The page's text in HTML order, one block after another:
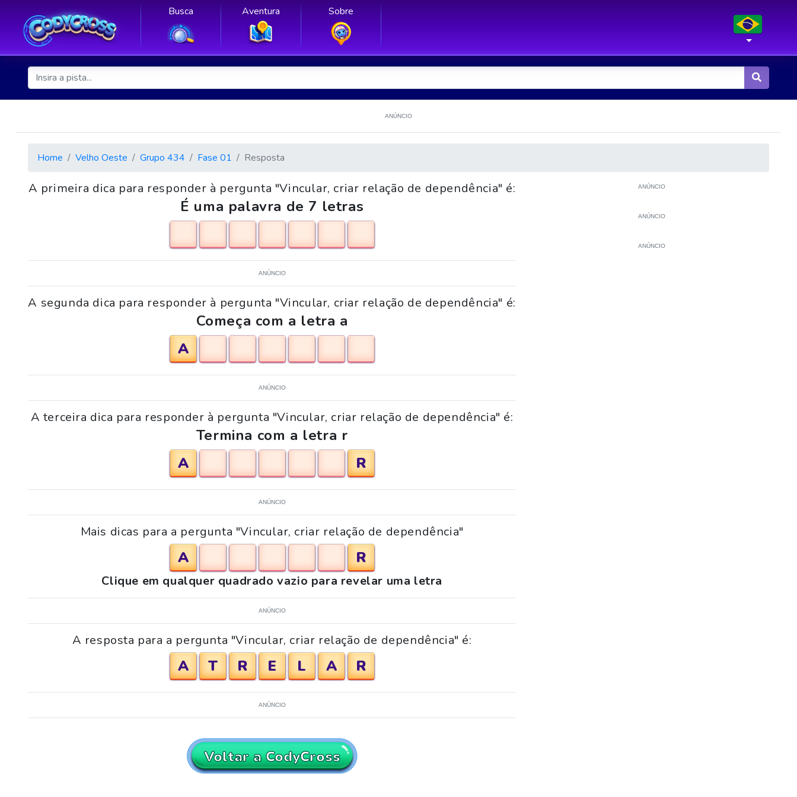
Busca Aventura Sobre
ANÚNCIO
Home Velho Oeste Grupo 434 Fase 01 Resposta
A primeira dica para responder à pergunta "Vincular, criar relação de dependência" é:
É uma palavra de 7 letras
ANÚNCIO
A segunda dica para responder à pergunta "Vincular, criar relação de dependência" é:
Começa com a letra a
A
ANÚNCIO
A terceira dica para responder à pergunta "Vincular, criar relação de dependência" é:
Termina com a letra r
A
R
ANÚNCIO
Mais dicas para a pergunta "Vincular, criar relação de dependência"
A R
Clique em qualquer quadrado vazio para revelar uma letra
ANÚNCIO
A resposta para a pergunta "Vincular, criar relação de dependência" é:
A T R E L A R
ANÚNCIO
Voltar a CodyCross
ANÚNCIO
ANÚNCIO
ANÚNCIO